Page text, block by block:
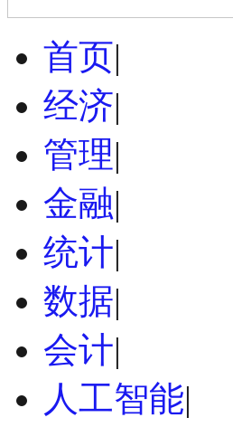
首页|
经济|
管理|
金融|
统计|
数据|
会计|
人工智能|